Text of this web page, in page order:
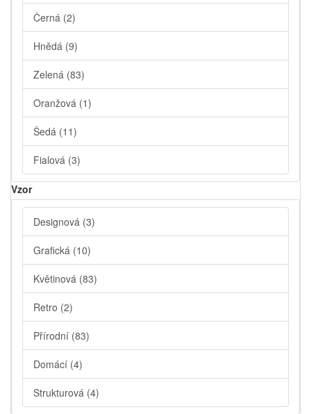
Černá (2)
Hnědá (9)
Zelená (83)
Oranžová (1)
Šedá (11)
Fialová (3)
Vzor
Designová (3)
Grafická (10)
Květinová (83)
Retro (2)
Přírodní (83)
Domácí (4)
Strukturová (4)